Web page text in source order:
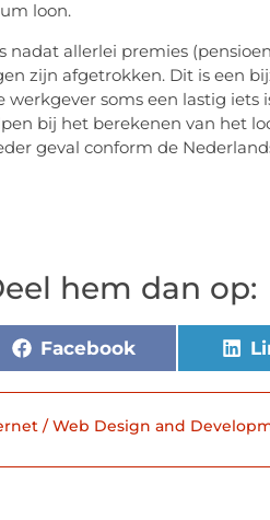
loon.
nadat allerlei premies
zijn afgetrokken. Dit is een
soms een lastig iets
bij het berekenen van het
geval conform de
hem dan op:
Facebook
/ Web Design and